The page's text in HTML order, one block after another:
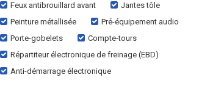
Feux antibrouillard avant
Jantes tôle
Peinture métallisée
Pré-équipement audio
Porte-gobelets
Compte-tours
Répartiteur électronique de freinage (EBD)
Anti-démarrage électronique